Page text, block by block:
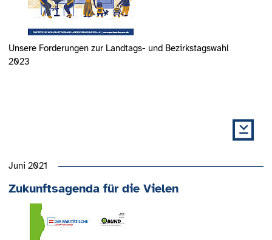
Unsere Forderungen zur Landtags- und Bezirkstagswahl
2023
Zukunftsagenda für die Vielen
Juni 2021